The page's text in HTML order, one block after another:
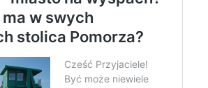
2025
6 min czytania